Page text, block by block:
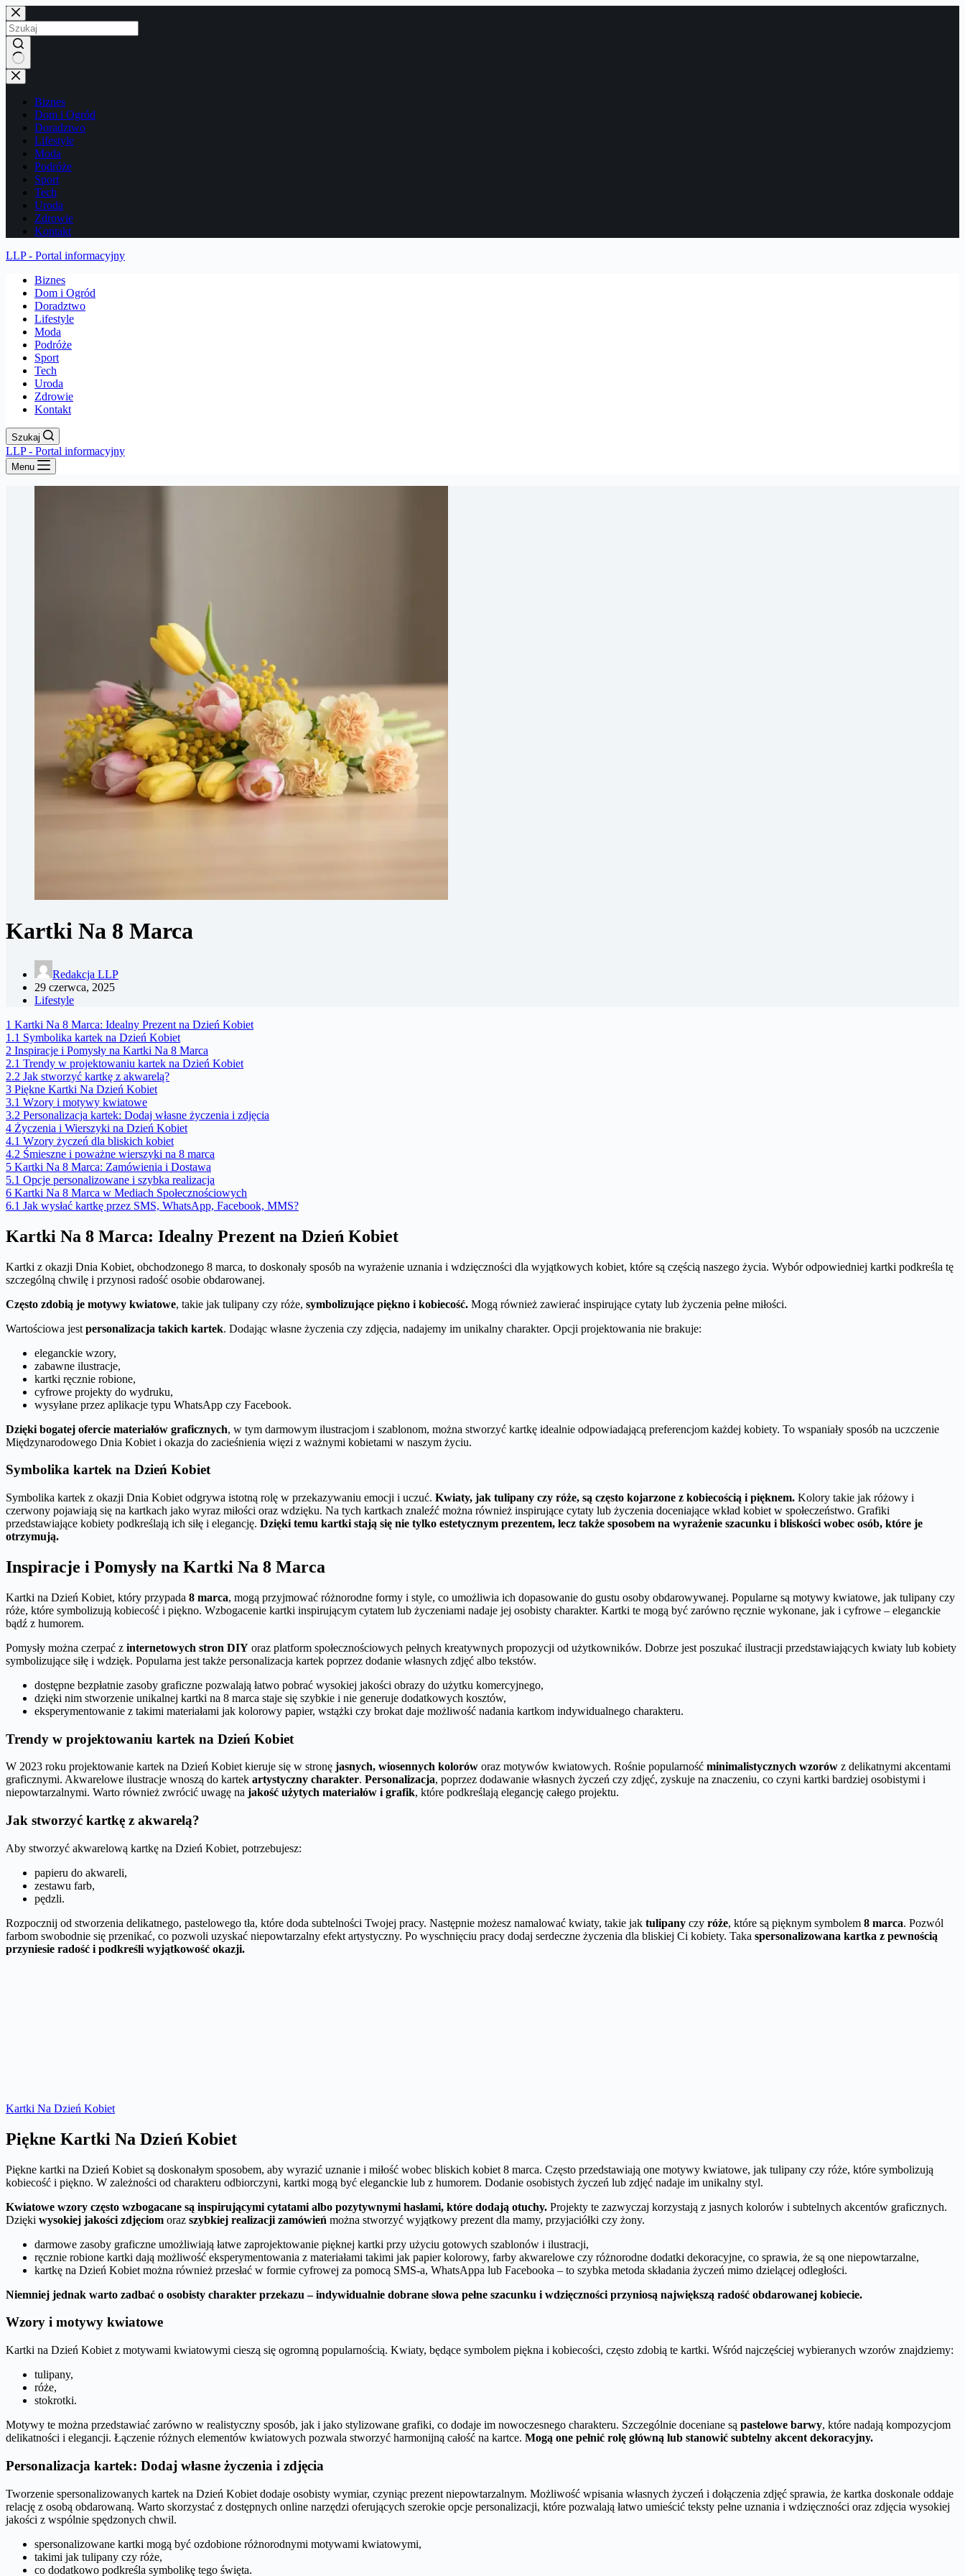
Przejdź
do
treści
Brak
wyników
Biznes
Dom i Ogród
Doradztwo
Lifestyle
Moda
Podróże
Sport
Tech
Uroda
Zdrowie
Kontakt
LLP - Portal informacyjny
Biznes
Dom i Ogród
Doradztwo
Lifestyle
Moda
Podróże
Sport
Tech
Uroda
Zdrowie
Kontakt
Szukaj
LLP - Portal informacyjny
Menu
Kartki Na 8 Marca
Redakcja LLP
29 czerwca, 2025
Lifestyle
1 Kartki Na 8 Marca: Idealny Prezent na Dzień Kobiet
1.1 Symbolika kartek na Dzień Kobiet
2 Inspiracje i Pomysły na Kartki Na 8 Marca
2.1 Trendy w projektowaniu kartek na Dzień Kobiet
2.2 Jak stworzyć kartkę z akwarelą?
3 Piękne Kartki Na Dzień Kobiet
3.1 Wzory i motywy kwiatowe
3.2 Personalizacja kartek: Dodaj własne życzenia i zdjęcia
4 Życzenia i Wierszyki na Dzień Kobiet
4.1 Wzory życzeń dla bliskich kobiet
4.2 Śmieszne i poważne wierszyki na 8 marca
5 Kartki Na 8 Marca: Zamówienia i Dostawa
5.1 Opcje personalizowane i szybka realizacja
6 Kartki Na 8 Marca w Mediach Społecznościowych
6.1 Jak wysłać kartkę przez SMS, WhatsApp, Facebook, MMS?
Kartki Na 8 Marca: Idealny Prezent na Dzień Kobiet
Kartki z okazji Dnia Kobiet, obchodzonego 8 marca, to doskonały sposób na wyrażenie uznania i wdzięczności dla wyjątkowych kobiet, które są częścią naszego życia. Wybór odpowiedniej kartki podkreśla tę
szczególną chwilę i przynosi radość osobie obdarowanej.
Często zdobią je motywy kwiatowe, takie jak tulipany czy róże, symbolizujące piękno i kobiecość. Mogą również zawierać inspirujące cytaty lub życzenia pełne miłości.
Wartościowa jest personalizacja takich kartek. Dodając własne życzenia czy zdjęcia, nadajemy im unikalny charakter. Opcji projektowania nie brakuje:
eleganckie wzory,
zabawne ilustracje,
kartki ręcznie robione,
cyfrowe projekty do wydruku,
wysyłane przez aplikacje typu WhatsApp czy Facebook.
Dzięki bogatej ofercie materiałów graficznych, w tym darmowym ilustracjom i szablonom, można stworzyć kartkę idealnie odpowiadającą preferencjom każdej kobiety. To wspaniały sposób na uczczenie
Międzynarodowego Dnia Kobiet i okazja do zacieśnienia więzi z ważnymi kobietami w naszym życiu.
Symbolika kartek na Dzień Kobiet
Symbolika kartek z okazji Dnia Kobiet odgrywa istotną rolę w przekazywaniu emocji i uczuć. Kwiaty, jak tulipany czy róże, są często kojarzone z kobiecością i pięknem. Kolory takie jak różowy i
czerwony pojawiają się na kartkach jako wyraz miłości oraz wdzięku. Na tych kartkach znaleźć można również inspirujące cytaty lub życzenia doceniające wkład kobiet w społeczeństwo. Grafiki
przedstawiające kobiety podkreślają ich siłę i elegancję. Dzięki temu kartki stają się nie tylko estetycznym prezentem, lecz także sposobem na wyrażenie szacunku i bliskości wobec osób, które je
otrzymują.
Inspiracje i Pomysły na Kartki Na 8 Marca
Kartki na Dzień Kobiet, który przypada 8 marca, mogą przyjmować różnorodne formy i style, co umożliwia ich dopasowanie do gustu osoby obdarowywanej. Popularne są motywy kwiatowe, jak tulipany czy
róże, które symbolizują kobiecość i piękno. Wzbogacenie kartki inspirującym cytatem lub życzeniami nadaje jej osobisty charakter. Kartki te mogą być zarówno ręcznie wykonane, jak i cyfrowe – eleganckie
bądź z humorem.
Pomysły można czerpać z internetowych stron DIY oraz platform społecznościowych pełnych kreatywnych propozycji od użytkowników. Dobrze jest poszukać ilustracji przedstawiających kwiaty lub kobiety
symbolizujące siłę i wdzięk. Popularna jest także personalizacja kartek poprzez dodanie własnych zdjęć albo tekstów.
dostępne bezpłatnie zasoby graficzne pozwalają łatwo pobrać wysokiej jakości obrazy do użytku komercyjnego,
dzięki nim stworzenie unikalnej kartki na 8 marca staje się szybkie i nie generuje dodatkowych kosztów,
eksperymentowanie z takimi materiałami jak kolorowy papier, wstążki czy brokat daje możliwość nadania kartkom indywidualnego charakteru.
Trendy w projektowaniu kartek na Dzień Kobiet
W 2023 roku projektowanie kartek na Dzień Kobiet kieruje się w stronę jasnych, wiosennych kolorów oraz motywów kwiatowych. Rośnie popularność minimalistycznych wzorów z delikatnymi akcentami
graficznymi. Akwarelowe ilustracje wnoszą do kartek artystyczny charakter. Personalizacja, poprzez dodawanie własnych życzeń czy zdjęć, zyskuje na znaczeniu, co czyni kartki bardziej osobistymi i
niepowtarzalnymi. Warto również zwrócić uwagę na jakość użytych materiałów i grafik, które podkreślają elegancję całego projektu.
Jak stworzyć kartkę z akwarelą?
Aby stworzyć akwarelową kartkę na Dzień Kobiet, potrzebujesz:
papieru do akwareli,
zestawu farb,
pędzli.
Rozpocznij od stworzenia delikatnego, pastelowego tła, które doda subtelności Twojej pracy. Następnie możesz namalować kwiaty, takie jak tulipany czy róże, które są pięknym symbolem 8 marca. Pozwól
farbom swobodnie się przenikać, co pozwoli uzyskać niepowtarzalny efekt artystyczny. Po wyschnięciu pracy dodaj serdeczne życzenia dla bliskiej Ci kobiety. Taka spersonalizowana kartka z pewnością
przyniesie radość i podkreśli wyjątkowość okazji.
Kartki Na Dzień Kobiet
Piękne Kartki Na Dzień Kobiet
Piękne kartki na Dzień Kobiet są doskonałym sposobem, aby wyrazić uznanie i miłość wobec bliskich kobiet 8 marca. Często przedstawiają one motywy kwiatowe, jak tulipany czy róże, które symbolizują
kobiecość i piękno. W zależności od charakteru odbiorczyni, kartki mogą być eleganckie lub z humorem. Dodanie osobistych życzeń lub zdjęć nadaje im unikalny styl.
Kwiatowe wzory często wzbogacane są inspirującymi cytatami albo pozytywnymi hasłami, które dodają otuchy. Projekty te zazwyczaj korzystają z jasnych kolorów i subtelnych akcentów graficznych.
Dzięki wysokiej jakości zdjęciom oraz szybkiej realizacji zamówień można stworzyć wyjątkowy prezent dla mamy, przyjaciółki czy żony.
darmowe zasoby graficzne umożliwiają łatwe zaprojektowanie pięknej kartki przy użyciu gotowych szablonów i ilustracji,
ręcznie robione kartki dają możliwość eksperymentowania z materiałami takimi jak papier kolorowy, farby akwarelowe czy różnorodne dodatki dekoracyjne, co sprawia, że są one niepowtarzalne,
kartkę na Dzień Kobiet można również przesłać w formie cyfrowej za pomocą SMS-a, WhatsAppa lub Facebooka – to szybka metoda składania życzeń mimo dzielącej odległości.
Niemniej jednak warto zadbać o osobisty charakter przekazu – indywidualnie dobrane słowa pełne szacunku i wdzięczności przyniosą największą radość obdarowanej kobiecie.
Wzory i motywy kwiatowe
Kartki na Dzień Kobiet z motywami kwiatowymi cieszą się ogromną popularnością. Kwiaty, będące symbolem piękna i kobiecości, często zdobią te kartki. Wśród najczęściej wybieranych wzorów znajdziemy:
tulipany,
róże,
stokrotki.
Motywy te można przedstawiać zarówno w realistyczny sposób, jak i jako stylizowane grafiki, co dodaje im nowoczesnego charakteru. Szczególnie doceniane są pastelowe barwy, które nadają kompozycjom
delikatności i elegancji. Łączenie różnych elementów kwiatowych pozwala stworzyć harmonijną całość na kartce. Mogą one pełnić rolę główną lub stanowić subtelny akcent dekoracyjny.
Personalizacja kartek: Dodaj własne życzenia i zdjęcia
Tworzenie spersonalizowanych kartek na Dzień Kobiet dodaje osobisty wymiar, czyniąc prezent niepowtarzalnym. Możliwość wpisania własnych życzeń i dołączenia zdjęć sprawia, że kartka doskonale oddaje
relację z osobą obdarowaną. Warto skorzystać z dostępnych online narzędzi oferujących szerokie opcje personalizacji, które pozwalają łatwo umieścić teksty pełne uznania i wdzięczności oraz zdjęcia wysokiej
jakości z wspólnie spędzonych chwil.
spersonalizowane kartki mogą być ozdobione różnorodnymi motywami kwiatowymi,
takimi jak tulipany czy róże,
co dodatkowo podkreśla symbolikę tego święta.